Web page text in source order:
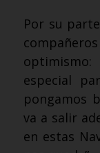
Por su
especial
pongamos
va a salir
en estas